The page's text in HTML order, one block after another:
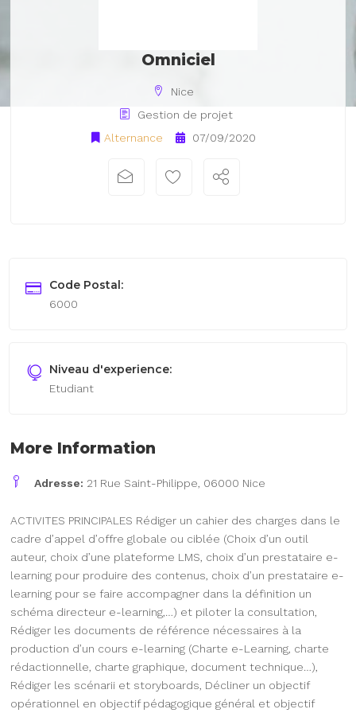
Omniciel
Nice
Gestion de projet
Alternance
07/09/2020
Code Postal:
6000
Niveau d'experience:
Etudiant
More Information
Adresse: 21 Rue Saint-Philippe, 06000 Nice
ACTIVITES PRINCIPALES Rédiger un cahier des charges dans le
cadre d’appel d’offre globale ou ciblée (Choix d’un outil
auteur, choix d’une plateforme LMS, choix d’un prestataire e-
learning pour produire des contenus, choix d’un prestataire e-
learning pour se faire accompagner dans la définition un
schéma directeur e-learning,…) et piloter la consultation,
Rédiger les documents de référence nécessaires à la
production d’un cours e-learning (Charte e-Learning, charte
rédactionnelle, charte graphique, document technique…),
Rédiger les scénarii et storyboards, Décliner un objectif
opérationnel en objectif pédagogique général et objectif